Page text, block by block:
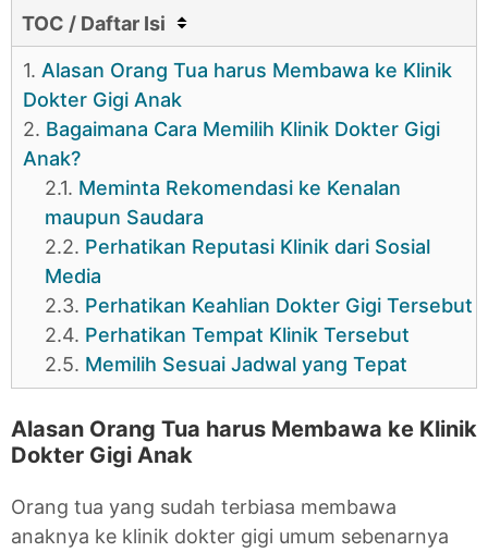
TOC / Daftar Isi
1. Alasan Orang Tua harus Membawa ke Klinik
Dokter Gigi Anak
2. Bagaimana Cara Memilih Klinik Dokter Gigi
Anak?
2.1. Meminta Rekomendasi ke Kenalan
maupun Saudara
2.2. Perhatikan Reputasi Klinik dari Sosial
Media
2.3. Perhatikan Keahlian Dokter Gigi Tersebut
2.4. Perhatikan Tempat Klinik Tersebut
2.5. Memilih Sesuai Jadwal yang Tepat
Alasan Orang Tua harus Membawa ke Klinik
Dokter Gigi Anak
Orang tua yang sudah terbiasa membawa
anaknya ke klinik dokter gigi umum sebenarnya